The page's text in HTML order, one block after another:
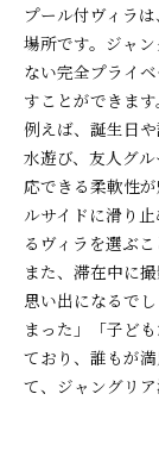
プール付ヴィラ
場所です。ジャ
ない完全プライ
すことができます
例えば、誕生日
水遊び、友人グ
応できる柔軟性
ルサイドに滑り
るヴィラを選ぶ
また、滞在中に
思い出になるで
まった」「子ど
ており、誰もが
て、ジャングリ